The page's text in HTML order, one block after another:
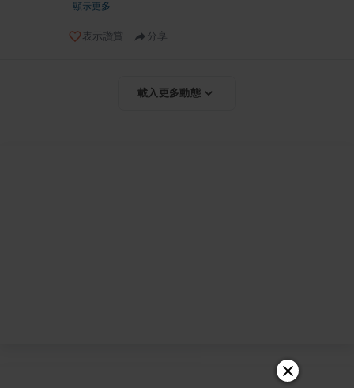
... 顯示更多
表示讚賞 分享
載入更多動態